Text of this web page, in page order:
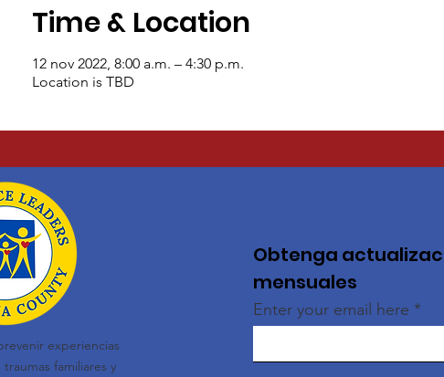
Time & Location
12 nov 2022, 8:00 a.m. – 4:30 p.m.
Location is TBD
experiencias
familiares y
Obtenga
mensuales
Enter your email here